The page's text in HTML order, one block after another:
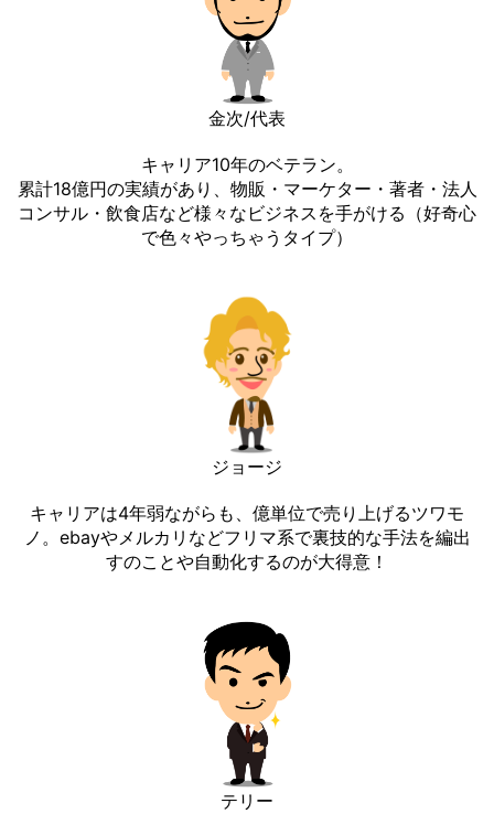
金次/代表
キャリア10年のベテラン。
累計18億円の実績があり、物販・マーケター・著者・法人
コンサル・飲食店など様々なビジネスを手がける（好奇心
で色々やっちゃうタイプ）
ジョージ
キャリアは4年弱ながらも、億単位で売り上げるツワモ
ノ。ebayやメルカリなどフリマ系で裏技的な手法を編出
すのことや自動化するのが大得意！
テリー